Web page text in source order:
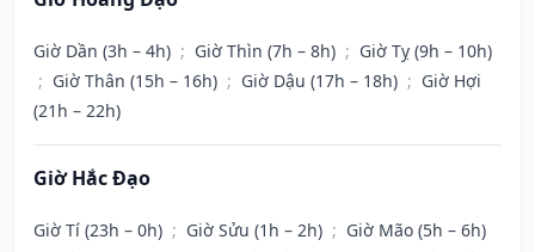
Giờ Dần (3h – 4h) ; Giờ Thìn (7h – 8h) ; Giờ Tỵ (9h – 10h)
; Giờ Thân (15h – 16h) ; Giờ Dậu (17h – 18h) ; Giờ Hợi
(21h – 22h)
Giờ Hắc Đạo
Giờ Tí (23h – 0h) ; Giờ Sửu (1h – 2h) ; Giờ Mão (5h – 6h)